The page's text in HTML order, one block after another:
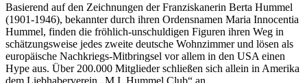
Basierend auf den Zeichnungen der Franziskanerin Berta Hummel
(1901-1946), bekannter durch ihren Ordensnamen Maria Innocentia
Hummel, finden die fröhlich-unschuldigen Figuren ihren Weg in
schätzungsweise jedes zweite deutsche Wohnzimmer und lösen als
europäische Nachkriegs-Mitbringsel vor allem in den USA einen
Hype aus. Über 200.000 Mitglieder schließen sich allein in Amerika
dem Liebhaberverein „M.I. Hummel Club“ an.